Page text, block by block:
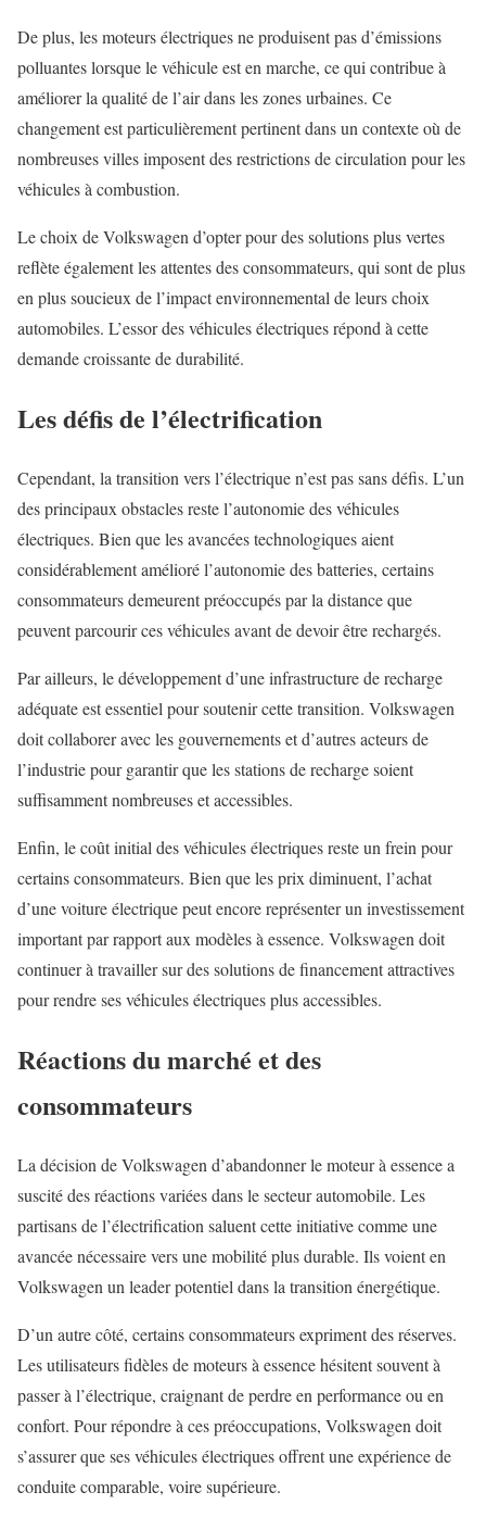
De plus, les moteurs électriques ne produisent pas d’émissions
polluantes lorsque le véhicule est en marche, ce qui contribue à
améliorer la qualité de l’air dans les zones urbaines. Ce
changement est particulièrement pertinent dans un contexte où de
nombreuses villes imposent des restrictions de circulation pour les
véhicules à combustion.
Le choix de Volkswagen d’opter pour des solutions plus vertes
reflète également les attentes des consommateurs, qui sont de plus
en plus soucieux de l’impact environnemental de leurs choix
automobiles. L’essor des véhicules électriques répond à cette
demande croissante de durabilité.
Les défis de l’électrification
Cependant, la transition vers l’électrique n’est pas sans défis. L’un
des principaux obstacles reste l’autonomie des véhicules
électriques. Bien que les avancées technologiques aient
considérablement amélioré l’autonomie des batteries, certains
consommateurs demeurent préoccupés par la distance que
peuvent parcourir ces véhicules avant de devoir être rechargés.
Par ailleurs, le développement d’une infrastructure de recharge
adéquate est essentiel pour soutenir cette transition. Volkswagen
doit collaborer avec les gouvernements et d’autres acteurs de
l’industrie pour garantir que les stations de recharge soient
suffisamment nombreuses et accessibles.
Enfin, le coût initial des véhicules électriques reste un frein pour
certains consommateurs. Bien que les prix diminuent, l’achat
d’une voiture électrique peut encore représenter un investissement
important par rapport aux modèles à essence. Volkswagen doit
continuer à travailler sur des solutions de financement attractives
pour rendre ses véhicules électriques plus accessibles.
Réactions du marché et des
consommateurs
La décision de Volkswagen d’abandonner le moteur à essence a
suscité des réactions variées dans le secteur automobile. Les
partisans de l’électrification saluent cette initiative comme une
avancée nécessaire vers une mobilité plus durable. Ils voient en
Volkswagen un leader potentiel dans la transition énergétique.
D’un autre côté, certains consommateurs expriment des réserves.
Les utilisateurs fidèles de moteurs à essence hésitent souvent à
passer à l’électrique, craignant de perdre en performance ou en
confort. Pour répondre à ces préoccupations, Volkswagen doit
s’assurer que ses véhicules électriques offrent une expérience de
conduite comparable, voire supérieure.